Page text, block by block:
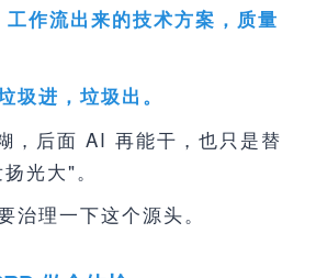
作流出来的技术方案，质量
圾进，垃圾出。
，后面 AI 再能干，也只是替
光大"。
治理一下这个源头。